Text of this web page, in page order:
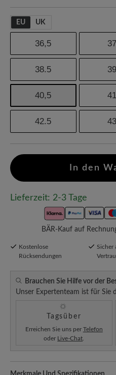
EU UK
36,5 37
38.5 39
40,5 41
42.5 43
In den
Lieferzeit: 2-3 Tage
BÄR-Kauf auf
Kostenlose
Rücksendungen
Sicher
Brauchen Sie Hilfe vor der
Unser Expertenteam ist für Sie
Tagsüber
Erreichen Sie uns per Telefon
oder Live-Chat